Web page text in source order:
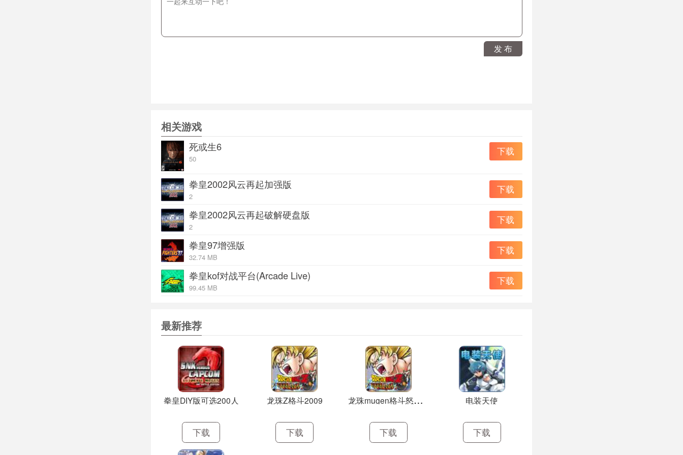
装载着利用了互联网线路，通讯对战功能。
游戏中妹子相当带感，可近战可远攻，喜欢妹子格斗的玩家一定不会错过这款游戏。
发 布
相关游戏
死或生6
50
下载
拳皇2002风云再起加强版
2
下载
拳皇2002风云再起破解硬盘版
2
下载
拳皇97增强版
32.74 MB
下载
拳皇kof对战平台(Arcade Live)
99.45 MB
下载
最新推荐
拳皇DIY版可选200人
下载
龙珠Z格斗2009
下载
龙
珠mugen格斗怒气爆发国庆正式版
下载
电装天使
下载